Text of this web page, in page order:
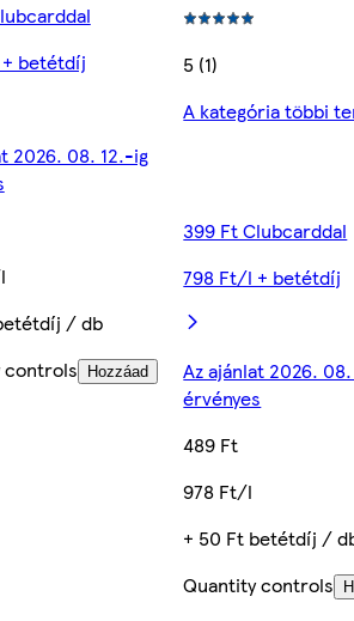
betétdíj
2026. 08. 12.-ig
/ db
controls
Hozzáad
5 (1)
A kategória többi
399 Ft Clubcarddal
798 Ft/l + betétdíj
Az ajánlat 2026.
érvényes
489 Ft
978 Ft/l
+ 50 Ft betétdíj /
Quantity controls